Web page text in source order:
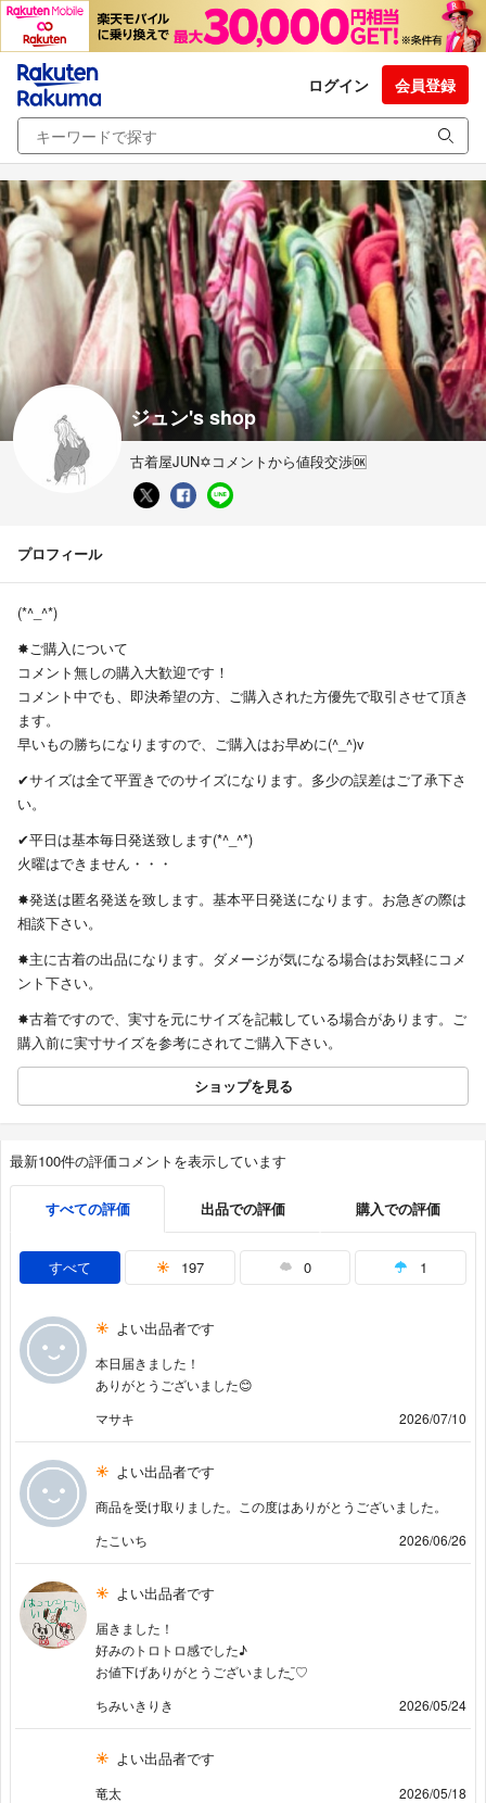
ログイン 会員登録
ジュン's shop
古着屋JUN✡コメントから値段交渉🆗
プロフィール
(*^_^*)
✸ご購入について
コメント無しの購入大歓迎です！
コメント中でも、即決希望の方、ご購入された方優先で取引させて頂き
ます。
早いもの勝ちになりますので、ご購入はお早めに(^_^)v
✔サイズは全て平置きでのサイズになります。多少の誤差はご了承下さ
い。
✔平日は基本毎日発送致します(*^_^*)
火曜はできません・・・
✸発送は匿名発送を致します。基本平日発送になります。お急ぎの際は
相談下さい。
✸主に古着の出品になります。ダメージが気になる場合はお気軽にコメ
ント下さい。
✸古着ですので、実寸を元にサイズを記載している場合があります。ご
購入前に実寸サイズを参考にされてご購入下さい。
ショップを見る
最新100件の評価コメントを表示しています
すべての評価 出品での評価 購入での評価
すべて 197 0 1
よい出品者です
本日届きました！
ありがとうございました😊
マサキ
2026/07/10
よい出品者です
商品を受け取りました。この度はありがとうございました。
たこいち
2026/06/26
よい出品者です
届きました！
好みのトロトロ感でした♪
お値下げありがとうございました¨̮♡︎
ちみいきりき
2026/05/24
よい出品者です
竜太 2026/05/18